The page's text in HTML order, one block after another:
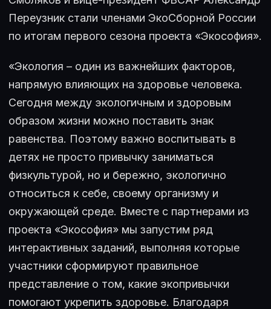
Переузник стали членами ЭкоСборной России
по итогам первого сезона проекта «Экософия».
«Экология – один из важнейших факторов,
напрямую влияющих на здоровье человека.
Сегодня между экологичным и здоровым
образом жизни можно поставить знак
равенства. Поэтому важно воспитывать в
детях не просто привычку заниматься
физкультурой, но и бережно, экологично
относиться к себе, своему организму и
окружающей среде. Вместе с партнерами из
проекта «Экософия» мы запустим ряд
интерактивных заданий, выполняя которые
участники сформируют правильное
представление о том, какие экопривычки
помогают укрепить здоровье. Благодаря